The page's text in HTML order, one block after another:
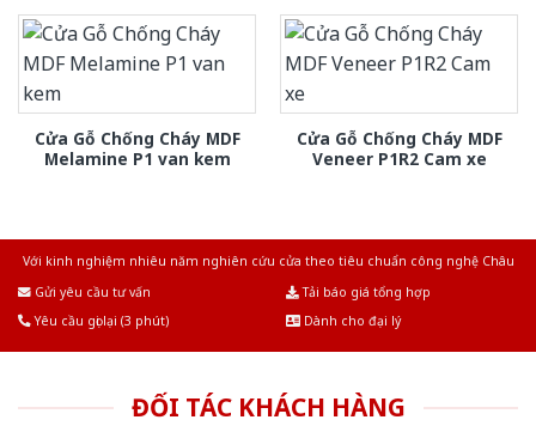
Cửa Gỗ Chống Cháy MDF
Melamine P1 van kem
Cửa Gỗ Chống Cháy MDF
Veneer P1R2 Cam xe
Với kinh nghiệm nhiêu năm nghiên cứu cửa theo tiêu chuẩn công nghệ Châu
Gửi yêu cầu tư vấn
Tải báo giá tổng hợp
Yêu cầu gọi lại (3 phút)
Dành cho đại lý
ĐỐI TÁC KHÁCH HÀNG